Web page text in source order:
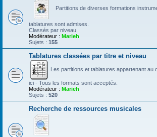
Partitions de diverses formations
tablatures sont admises.
Classés par niveau.
Modérateur : Marieh
Sujets : 155
Tablatures classées par titre et niveau
Les partitions et tablatures appartenant au
ici - Tous les formats sont acceptés.
Modérateur : Marieh
Sujets : 520
Recherche de ressources musicales